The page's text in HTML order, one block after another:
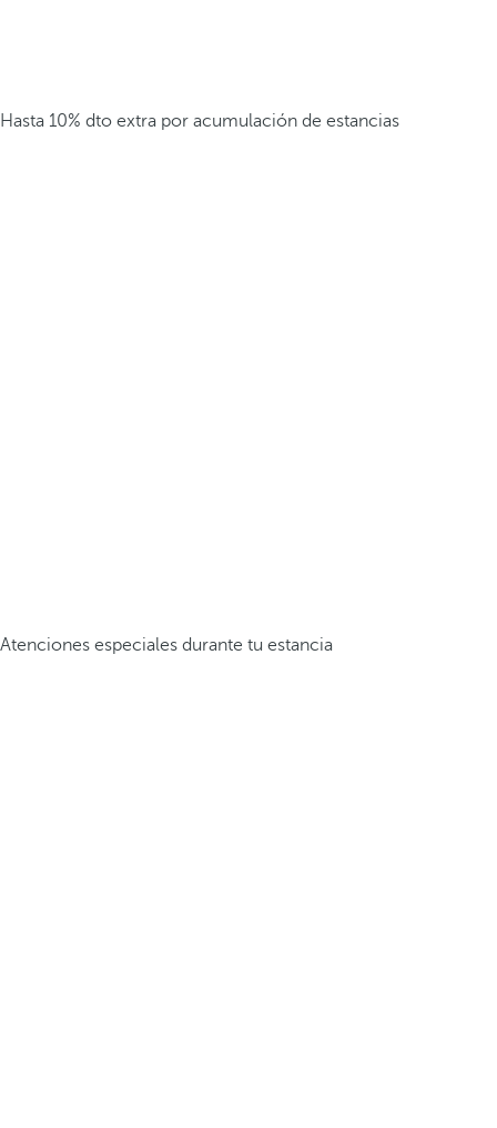
Hasta 10% dto extra por acumulación de estancias
Atenciones especiales durante tu estancia